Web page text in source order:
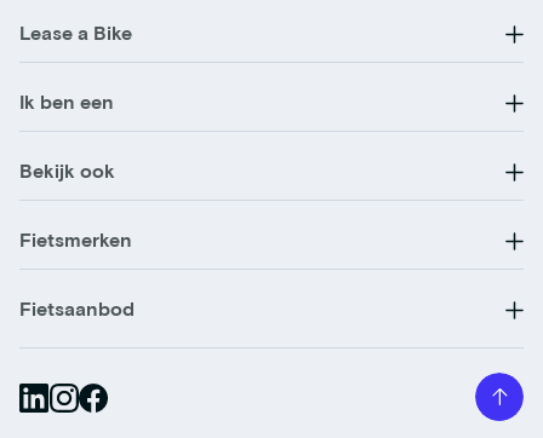
Lease a Bike
Ik ben een
Bekijk ook
Fietsmerken
Fietsaanbod